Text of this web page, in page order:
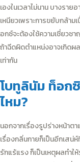
เองในเวลาไม่นาน บางราย
เหนียวเพราะการขยับกล้า
อกซ์จะต้องใช้ความเชี่ยว
ถ้าฉีดผิดตำแหน่งอาจเกิดผ
เท่ากัน
โบทูลินัม ท็อก
ไหม?
นอกจากเรื่องรูปร่างหน้า
เรื่องกลิ่นกายก็เป็นอีกเสน่
รักแร้แรง ก็เป็นเหตุผลทำ